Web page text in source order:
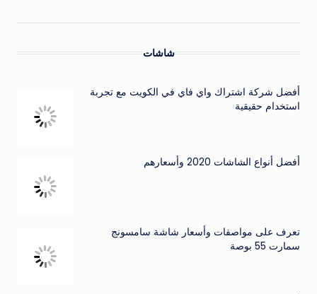
شاشات
أفضل شركة اشتراك واي فاي في الكويت مع تجربة
استخدام حقيقية
أفضل أنواع الشاشات 2020 وأسعارهم
تعرف على مواصفات وأسعار شاشة سامسونج
سمارت 55 بوصة